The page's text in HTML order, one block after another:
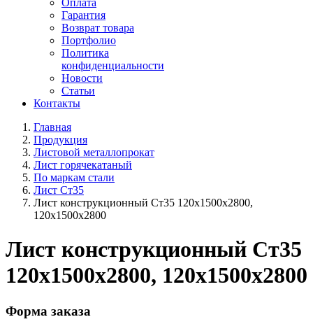
Оплата
Гарантия
Возврат товара
Портфолио
Политика
конфиденциальности
Новости
Статьи
Контакты
Главная
Продукция
Листовой металлопрокат
Лист горячекатаный
По маркам стали
Лист Ст35
Лист конструкционный Ст35 120х1500х2800,
120х1500х2800
Лист конструкционный Ст35
120х1500х2800, 120х1500х2800
Форма заказа